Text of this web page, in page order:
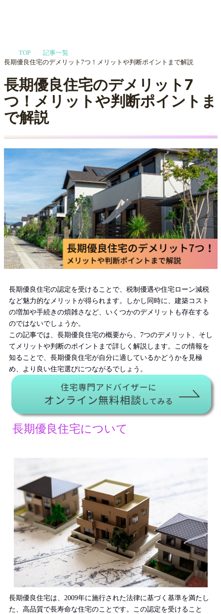
TOP
記事一覧
長期優良住宅のデメリット7つ！メリットや判断ポイントまで解説
長期優良住宅のデメリット7
つ！メリットや判断ポイントま
で解説
長期優良住宅の認定を受けることで、税制優遇や住宅ローン減税
など魅力的なメリットが得られます。しかし同時に、建築コスト
の増加や手続きの煩雑さなど、いくつかのデメリットも存在する
のではないでしょうか。
この記事では、長期優良住宅の概要から、7つのデメリット、そし
てメリットや判断のポイントまで詳しく解説します。この情報を
知ることで、長期優良住宅が自分に適しているかどうかを見極
め、より良い住宅選びにつながるでしょう。
長期優良住宅について
長期優良住宅は、2009年に施行された法律に基づく基準を満たし
た、高品質で長寿命な住宅のことです。この認定を受けること